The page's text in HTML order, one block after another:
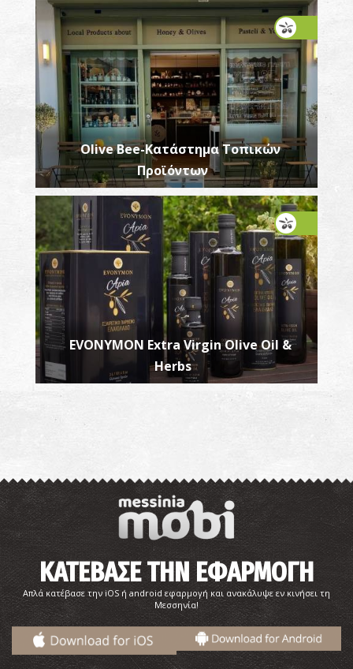
Olive Bee-Κατάστημα Τοπικών
Προϊόντων
EVONYMON Extra Virgin Olive Oil &
Herbs
ΚΑΤΕΒΑΣΕ ΤΗΝ ΕΦΑΡΜΟΓΗ
Απλά κατέβασε την iOS ή android εφαρμογή και ανακάλυψε εν κινήσει τη
Μεσσηνία!